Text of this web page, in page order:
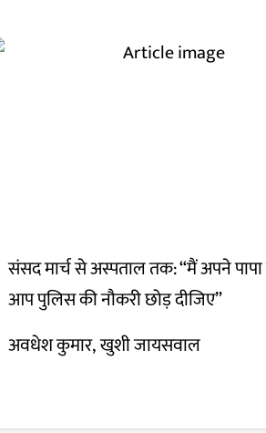
संसद मार्च से अस्पताल तक: “मैं अपने
आप पुलिस की नौकरी छोड़ दीजिए”
अवधेश कुमार खुशी जायसवाल